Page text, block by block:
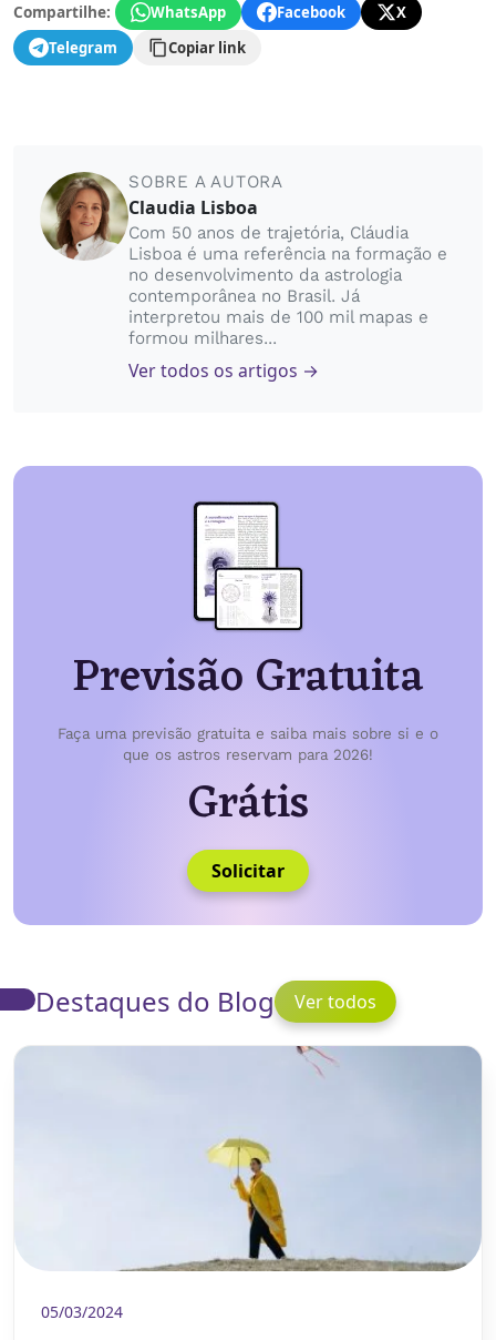
Compartilhe: WhatsApp Facebook
X
Telegram
Copiar link
SOBRE A AUTORA
Claudia Lisboa
Com 50 anos de trajetória, Cláudia
Lisboa é uma referência na formação e
no desenvolvimento da astrologia
contemporânea no Brasil. Já
interpretou mais de 100 mil mapas e
formou milhares...
Ver todos os artigos →
Previsão Gratuita
Faça uma previsão gratuita e saiba mais sobre si e o
que os astros reservam para 2026!
Grátis
Solicitar
Destaques do Blog Ver todos
05/03/2024